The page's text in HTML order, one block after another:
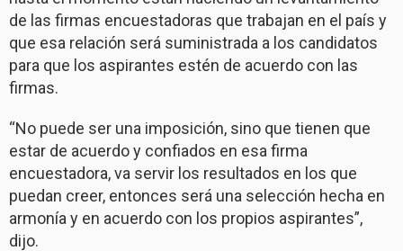
de las firmas encuestadoras que trabajan en el país y
que esa relación será suministrada a los candidatos
para que los aspirantes estén de acuerdo con las
firmas.
“No puede ser una imposición, sino que tienen que
estar de acuerdo y confiados en esa firma
encuestadora, va servir los resultados en los que
puedan creer, entonces será una selección hecha en
armonía y en acuerdo con los propios aspirantes”,
dijo.